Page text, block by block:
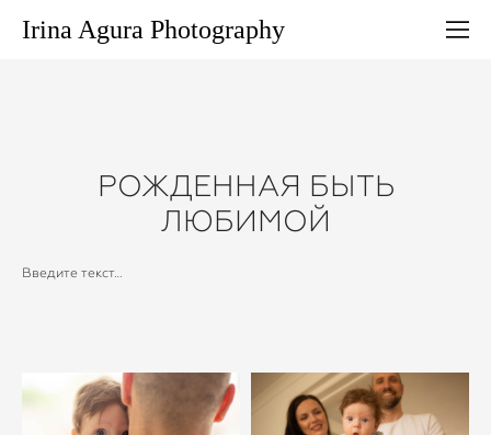
Irina Agura Photography
РОЖДЕННАЯ БЫТЬ
ЛЮБИМОЙ
Введите текст…